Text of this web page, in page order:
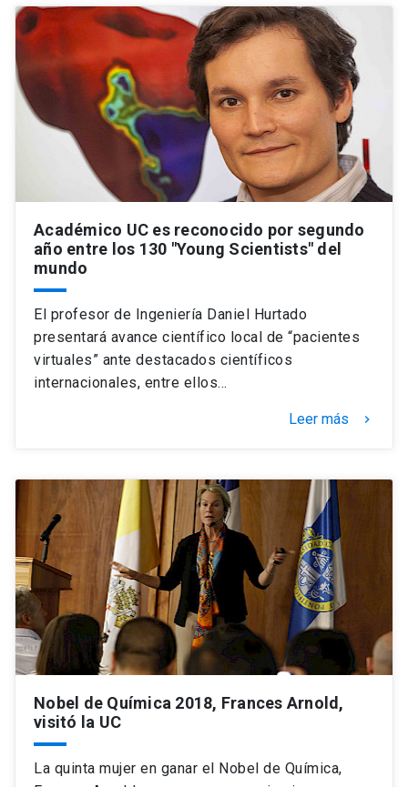
Académico UC es reconocido por segundo
año entre los 130 "Young Scientists" del
mundo
El profesor de Ingeniería Daniel Hurtado
presentará avance científico local de “pacientes
virtuales” ante destacados científicos
internacionales, entre ellos…
Leer más keyboard_arrow_right
Nobel de Química 2018, Frances Arnold,
visitó la UC
La quinta mujer en ganar el Nobel de Química,